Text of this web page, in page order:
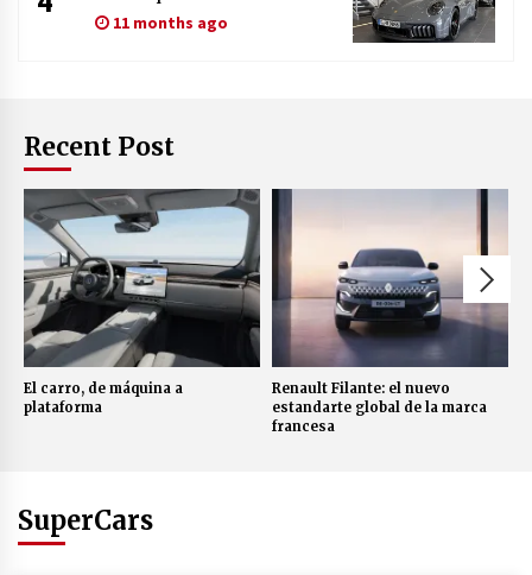
11 months ago
Recent Post
El carro, de máquina a
plataforma
Renault Filante: el nuevo
estandarte global de la marca
francesa
SuperCars